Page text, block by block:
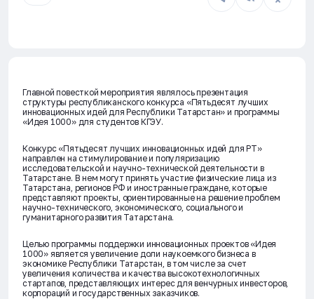
Главной повесткой мероприятия являлось презентация
структуры республиканского конкурса «Пятьдесят лучших
инновационных идей для Республики Татарстан» и программы
«Идея 1000» для студентов КГЭУ.
Конкурс «Пятьдесят лучших инновационных идей для РТ»
направлен на стимулирование и популяризацию
исследовательской и научно-технической деятельности в
Татарстане. В нем могут принять участие физические лица из
Татарстана, регионов РФ и иностранные граждане, которые
представляют проекты, ориентированные на решение проблем
научно-технического, экономического, социального и
гуманитарного развития Татарстана.
Целью программы поддержки инновационных проектов «Идея
1000» является увеличение доли наукоемкого бизнеса в
экономике Республики Татарстан, в том числе за счет
увеличения количества и качества высокотехнологичных
стартапов, представляющих интерес для венчурных инвесторов,
корпораций и государственных заказчиков.